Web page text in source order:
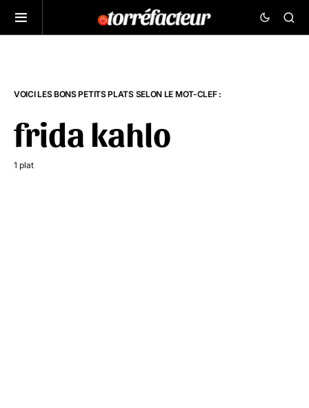
VOICI LES BONS PETITS PLATS SELON LE MOT-CLEF :
frida kahlo
1 plat